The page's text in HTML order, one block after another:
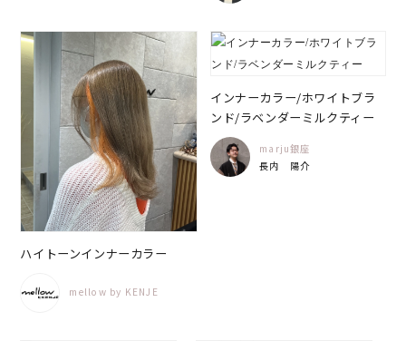
ハイトーンインナーカラー
mellow by KENJE
インナーカラー/ホワイトブラ
ンド/ラベンダーミルクティー
marju銀座
長内 陽介